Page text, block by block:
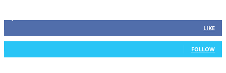
LIKE
0 Followers
FOLLOW